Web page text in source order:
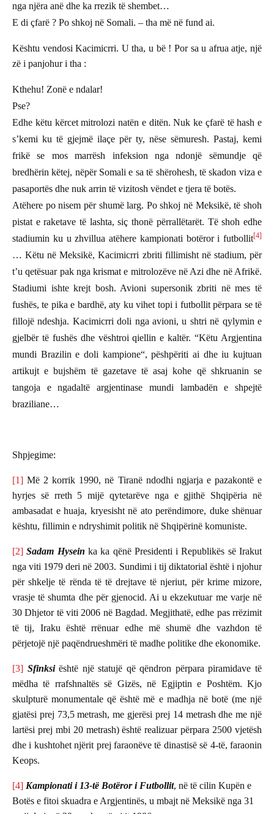
nga njëra anë dhe ka rrezik të shembet…
E di çfarë ? Po shkoj në Somali. – tha më në fund ai.
Kështu vendosi Kacimicrri. U tha, u bë ! Por sa u afrua atje, një
zë i panjohur i tha :
Kthehu! Zonë e ndalar!
Pse?
Edhe këtu kërcet mitrolozi natën e ditën. Nuk ke çfarë të hash e
s’kemi ku të gjejmë ilaçe për ty, nëse sëmuresh. Pastaj, kemi
frikë se mos marrësh infeksion nga ndonjë sëmundje që
bredhërin këtej, nëpër Somali e sa të shërohesh, të skadon viza e
pasaportës dhe nuk arrin të vizitosh vëndet e tjera të botës.
Atëhere po nisem për shumë larg. Po shkoj në Meksikë, të shoh
pistat e raketave të lashta, siç thonë përrallëtarët. Të shoh edhe
stadiumin ku u zhvillua atëhere kampionati botëror i futbollit[4]
… Këtu në Meksikë, Kacimicrri zbriti fillimisht në stadium, për
t’u qetësuar pak nga krismat e mitrolozëve në Azi dhe në Afrikë.
Stadiumi ishte krejt bosh. Avioni supersonik zbriti në mes të
fushës, te pika e bardhë, aty ku vihet topi i futbollit përpara se të
fillojë ndeshja. Kacimicrri doli nga avioni, u shtri në qylymin e
gjelbër të fushës dhe vështroi qiellin e kaltër. “Këtu Argjentina
mundi Brazilin e doli kampione“, pëshpëriti ai dhe iu kujtuan
artikujt e bujshëm të gazetave të asaj kohe që shkruanin se
tangoja e ngadaltë argjentinase mundi lambadën e shpejtë
braziliane…
Shpjegime:
[1] Më 2 korrik 1990, në Tiranë ndodhi ngjarja e pazakontë e
hyrjes së rreth 5 mijë qytetarëve nga e gjithë Shqipëria në
ambasadat e huaja, kryesisht në ato perëndimore, duke shënuar
kështu, fillimin e ndryshimit politik në Shqipërinë komuniste.
[2] Sadam Hysein ka ka qënë Presidenti i Republikës së Irakut
nga viti 1979 deri në 2003. Sundimi i tij diktatorial është i njohur
për shkelje të rënda të të drejtave të njeriut, për krime mizore,
vrasje të shumta dhe për gjenocid. Ai u ekzekutuar me varje në
30 Dhjetor të viti 2006 në Bagdad. Megjithatë, edhe pas rrëzimit
të tij, Iraku është rrënuar edhe më shumë dhe vazhdon të
përjetojë një paqëndrueshmëri të madhe politike dhe ekonomike.
[3] Sfinksiështë një statujë që qëndron përpara piramidave të
mëdha të rrafshnaltës së Gizës, në Egjiptin e Poshtëm. Kjo
skulpturë monumentale që është më e madhja në botë (me një
gjatësi prej 73,5 metrash, me gjerësi prej 14 metrash dhe me një
lartësi prej mbi 20 metrash) është realizuar përpara 2500 vjetësh
dhe i kushtohet njërit prej faraonëve të dinastisë së 4-të, faraonin
Keops.
[4] Kampionati i 13-të Botëror i Futbollit, në të cilin Kupën e
Botës e fitoi skuadra e Argjentinës, u mbajt në Meksikë nga 31